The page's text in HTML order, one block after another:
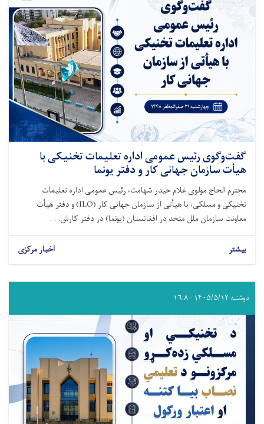
گفت‌وگوی رئیس عمومی اداره تعلیمات تخنیکی با
هیأت سازمان جهانی کار و دفتر یونما
محترم الحاج مولوی غلام حیدر شهامت، رئیس عمومی اداره تعلیمات
تخنیکی و مسلکی، با هیأتی از سازمان جهانی کار (ILO) و دفتر هیأت
معاونت سازمان ملل متحد در افغانستان (یونما) در دفتر کارش. . .
بیشتر اخبار مرکزی
دوشنبه ۱۴۰۵/۵/۱۲ - ۱۶:۸